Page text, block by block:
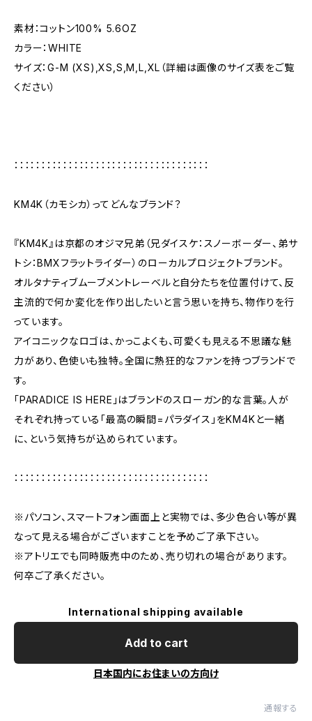
素材：コットン100% 5.6OZ
カラー：WHITE
サイズ：G-M (XS),XS,S,M,L,XL（詳細は画像のサイズ表をご覧
ください）
：：：：：：：：：：：：：：：：：：：：：：：：：：：：：：：：：：：：
KM4K（カモシカ）ってどんなブランド？
『KM4K』は京都のオジマ兄弟（兄ダイスケ：スノーボーダー、弟サ
トシ：BMXフラットライダー）のローカルプロジェクトブランド。
オルタナティブムーブメントレーベルと自分たちを位置付けて、反
主流的で何か変化を作り出したいと言う思いを持ち、物作りを行
っています。
アイコニックなロゴは、かっこよくも、可愛くも見える不思議な魅
力があり、色使いも独特。全国に熱狂的なファンを持つブランドで
す。
「PARADICE IS HERE」はブランドのスローガン的な言葉。人が
それぞれ持っている「最高の瞬間=パラダイス」をKM4Kと一緒
に、という気持ちが込められています。
：：：：：：：：：：：：：：：：：：：：：：：：：：：：：：：：：：：：
※パソコン、スマートフォン画面上と実物では、多少色合い等が異
なって見える場合がございますことを予めご了承下さい。
※アトリエでも同時販売中のため、売り切れの場合があります。
何卒ご了承ください。
International shipping available
Add to cart
日本国内にお住まいの方向け
通報する